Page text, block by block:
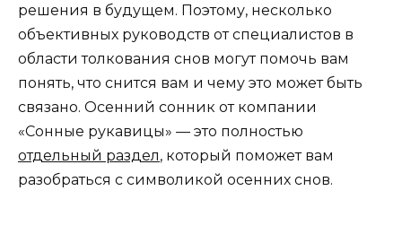
решения в будущем. Поэтому, несколько
объективных руководств от специалистов в
области толкования снов могут помочь вам
понять, что снится вам и чему это может быть
связано. Осенний сонник от компании
«Сонные рукавицы» — это полностью
отдельный раздел, который поможет вам
разобраться с символикой осенних снов.